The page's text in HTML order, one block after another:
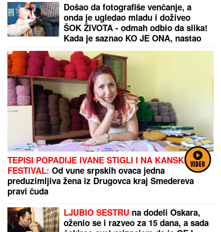
VIDEO
Došao da fotografiše venčanje, a
onda je ugledao mladu i doživeo
ŠOK ŽIVOTA - odmah odbio da slika!
Kada je saznao KO JE ONA, nastao
je opšti HAOS
TEPISI POPADIJE IVANE STIGLI I NA KANSKI
FESTIVAL: Od vune srpskih ovaca jedna
preduzimljiva žena iz Drugovca kraj Smedereva
pravi čuda
LJUBIO SESTRU na dodeli Oskara,
oženio se i razveo za 15 dana, a sada